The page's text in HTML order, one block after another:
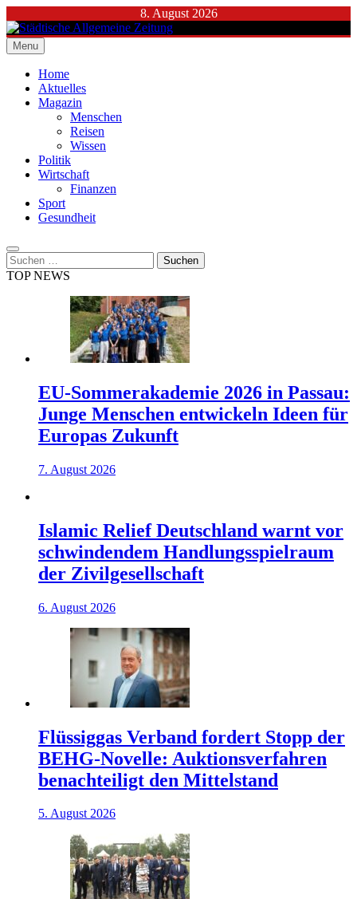
to
content
8. August 2026
Städtische Allgemeine Zeitung
Menu
Home
Aktuelles
Magazin
Menschen
Reisen
Wissen
Politik
Wirtschaft
Finanzen
Sport
Gesundheit
Suchen
nach:
TOP NEWS
EU-Sommerakademie 2026 in Passau:
Junge Menschen entwickeln Ideen für
Europas Zukunft
7. August 2026
Islamic Relief Deutschland warnt vor
schwindendem Handlungsspielraum
der Zivilgesellschaft
6. August 2026
Flüssiggas Verband fordert Stopp der
BEHG-Novelle: Auktionsverfahren
benachteiligt den Mittelstand
5. August 2026